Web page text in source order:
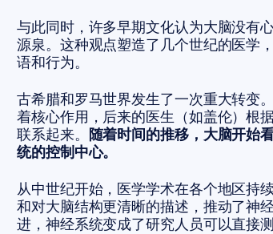
与此同时，许多早期文化认为大脑没有
源泉。这种观点塑造了几个世纪的医学
语和行为。
古希腊和罗马世界发生了一次重大转变
着核心作用，后来的医生（如盖伦）根
联系起来。 随着时间的推移，大脑开始
统的控制中心。
从中世纪开始，医学学术在各个地区持
和对大脑结构更清晰的描述，推动了神
进，神经系统变成了研究人员可以直接